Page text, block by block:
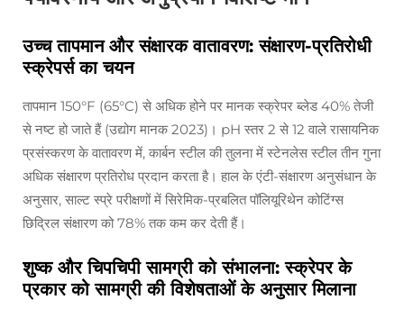
उच्च तापमान और संक्षारक वातावरण: संक्षारण-प्रतिरोधी
स्क्रेपर्स का चयन
तापमान 150°F (65°C) से अधिक होने पर मानक स्क्रेपर ब्लेड 40% तेजी
से नष्ट हो जाते हैं (उद्योग मानक 2023)। pH स्तर 2 से 12 वाले रासायनिक
प्रसंस्करण के वातावरण में, कार्बन स्टील की तुलना में स्टेनलेस स्टील तीन गुना
अधिक संक्षारण प्रतिरोध प्रदान करता है। हाल के एंटी-संक्षारण अनुसंधान के
अनुसार, साल्ट स्प्रे परीक्षणों में सिरेमिक-प्रबलित पॉलियूरिथेन कोटिंग्स
छिद्रिल संक्षारण को 78% तक कम कर देती हैं।
शुष्क और चिपचिपी सामग्री को संभालना: स्क्रेपर के
प्रकार को सामग्री की विशेषताओं के अनुसार मिलाना